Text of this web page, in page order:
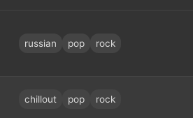
russian pop rock
chillout pop rock